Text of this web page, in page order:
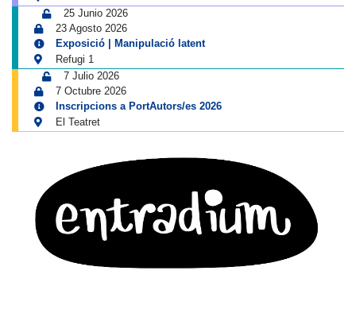
25 Junio 2026
23 Agosto 2026
Exposició | Manipulació latent
Refugi 1
7 Julio 2026
7 Octubre 2026
Inscripcions a PortAutors/es 2026
El Teatret